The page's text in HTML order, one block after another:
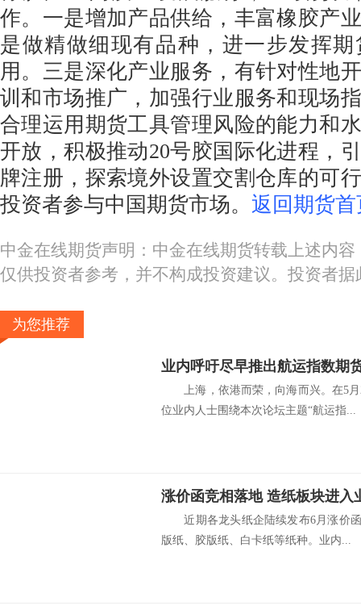
作。一是增加产品供给，丰富橡胶产
是做精做细现有品种，进一步发挥
用。三是深化产业服务，有针对性地
训和市场推广，加强行业服务和现场
合理运用期货工具管理风险的能力和
开放，积极推动20号胶国际化进程，
牌注册，探索境外设置交割仓库的可
投资者参与中国期货市场。 返回期货
中金在线期货声明：中金在线期货转载上述内
仅供投资者参考，并不构成投资建议。投资者
为您推荐
业内呼吁尽早推出航运指数期
上海，依港而荣，向海而兴。在5月
位业内人士围绕本次论坛主题“航运指...
涨价函竞相落地 造纸板块进入
近期各龙头纸企陆续发布6月涨价函
版纸、胶版纸、白卡纸等纸种。业内...